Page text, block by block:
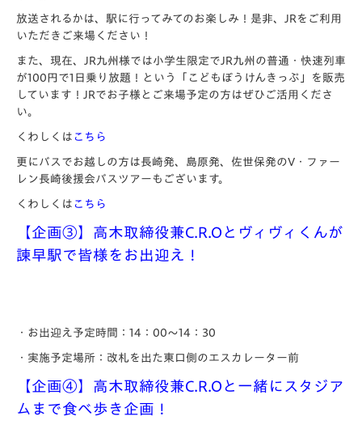
放送されるかは、駅に行ってみてのお楽しみ！是非、JRをご利用
いただきご来場ください！
また、現在、JR九州様では小学生限定でJR九州の普通・快速列車
が100円で1日乗り放題！という「こどもぼうけんきっぷ」を販売
しています！JRでお子様とご来場予定の方はぜひご活用くださ
い。
くわしくは こちら
更にバスでお越しの方は長崎発、島原発、佐世保発のV・ファー
レン長崎後援会バスツアーもございます。
くわしくは こちら
【企画③】高木取締役兼C.R.Oとヴィヴィくんが
諫早駅で皆様をお出迎え！
・お出迎え予定時間：14：00～14：30
・実施予定場所：改札を出た東口側のエスカレーター前
【企画④】高木取締役兼C.R.Oと一緒にスタジア
ムまで食べ歩き企画！